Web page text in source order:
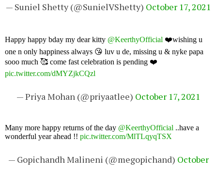
— Suniel Shetty (@SunielVShetty) October 17, 2021
Happy happy bday my dear kitty @KeerthyOfficial ❤️wishing u
one n only happiness always 😘 luv u de, missing u & nyke papa
sooo much 🥰 come fast celebration is pending ❤️
pic.twitter.com/dMYZjkCQzl
— Priya Mohan (@priyaatlee) October 17, 2021
Many more happy returns of the day @KeerthyOfficial ..have a
wonderful year ahead !! pic.twitter.com/MlTLqyqTSX
— Gopichandh Malineni (@megopichand) October